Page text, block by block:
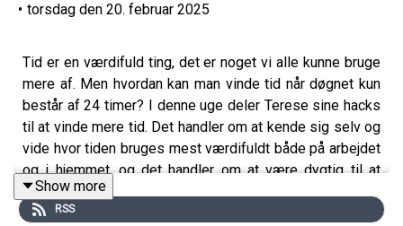
• torsdag den 20. februar 2025
Tid er en værdifuld ting, det er noget vi alle kunne bruge
mere af. Men hvordan kan man vinde tid når døgnet kun
består af 24 timer? I denne uge deler Terese sine hacks
til at vinde mere tid. Det handler om at kende sig selv og
vide hvor tiden bruges mest værdifuldt både på arbejdet
og i hjemmet, og det handler om at være dygtig til at
uddelegere både i sit team og derhjemme. Lyt med!
Show more
RSS